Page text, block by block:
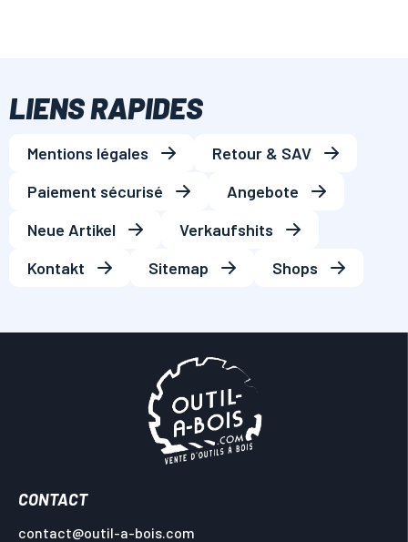
LIENS RAPIDES
Mentions légales
Retour & SAV
Paiement sécurisé
Angebote
Neue Artikel
Verkaufshits
Kontakt
Sitemap Shops
CONTACT
contact@outil-a-bois.com